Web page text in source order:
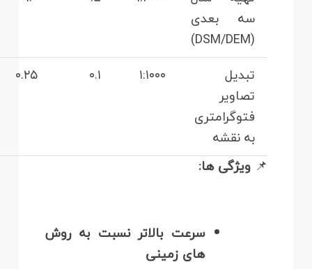
سه‌ بعدی
(DSM/DEM)
تبدیل
تصاویر
فتوگرامتری
به نقشه
۱:۱۰۰۰ ۰.۱ ۰.۲۵
📌 ویژگی‌ ها:
سرعت بالاتر نسبت به روش‌
های زمینی